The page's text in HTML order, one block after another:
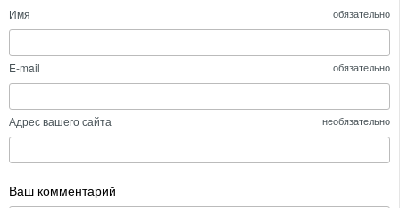
Имя обязательно
E-mail обязательно
Адрес вашего сайта необязательно
Ваш комментарий